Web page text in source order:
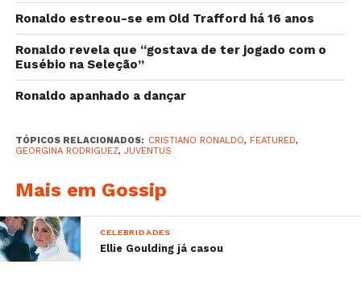
View this post on Instagram
Mamá enamorada #dulcessueños …
#FINOALLAFINE @cristiano
A post shared byGeorgina Rodríguez
Ronaldo estreou-se em Old Trafford há 16 anos
Ronaldo revela que “gostava de ter jogado com o
Eusébio na Seleção”
Ronaldo apanhado a dançar
TÓPICOS RELACIONADOS: CRISTIANO RONALDO, FEATURED,
GEORGINA RODRIGUEZ, JUVENTUS
Mais em Gossip
CELEBRIDADES
Ellie Goulding já casou